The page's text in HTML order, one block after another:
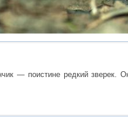
— поистине редкий зверек.